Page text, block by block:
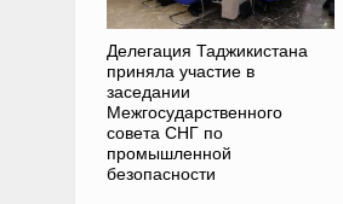
Делегация Таджикистана
приняла участие в
заседании
Межгосударственного
совета СНГ по
промышленной
безопасности